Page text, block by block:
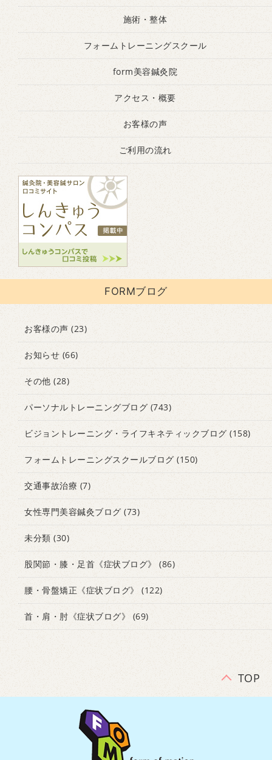
施術・整体
フォームトレーニングスクール
form美容鍼灸院
アクセス・概要
お客様の声
ご利用の流れ
FORMブログ
お客様の声 (23)
お知らせ (66)
その他 (28)
パーソナルトレーニングブログ(743)
ビジョントレーニング・ライフキネティックブログ (158)
フォームトレーニングスクールブログ(150)
交通事故治療 (7)
女性専門美容鍼灸ブログ(73)
未分類 (30)
股関節・膝・足首《症状ブログ》 (86)
腰・骨盤矯正《症状ブログ》 (122)
首・肩・肘《症状ブログ》 (69)
TOP